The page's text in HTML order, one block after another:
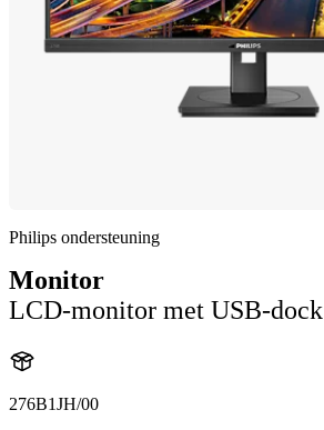
Philips ondersteuning
Monitor
LCD-monitor met USB-dock
276B1JH/00